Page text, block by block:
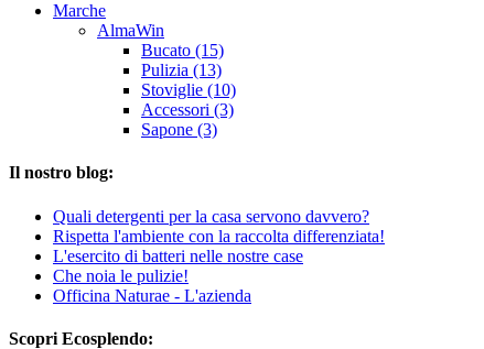
Marche
AlmaWin
Bucato (15)
Pulizia (13)
Stoviglie (10)
Accessori (3)
Sapone (3)
Il nostro blog:
Quali detergenti per la casa servono davvero?
Rispetta l'ambiente con la raccolta differenziata!
L'esercito di batteri nelle nostre case
Che noia le pulizie!
Officina Naturae - L'azienda
Scopri Ecosplendo: